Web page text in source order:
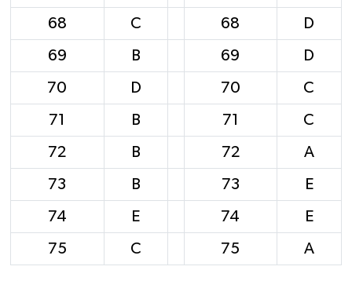
68 C 68 D
69 B 69 D
70 D 70 C
71 B 71 C
72 B 72 A
73 B 73 E
74 E 74 E
75 C 75 A